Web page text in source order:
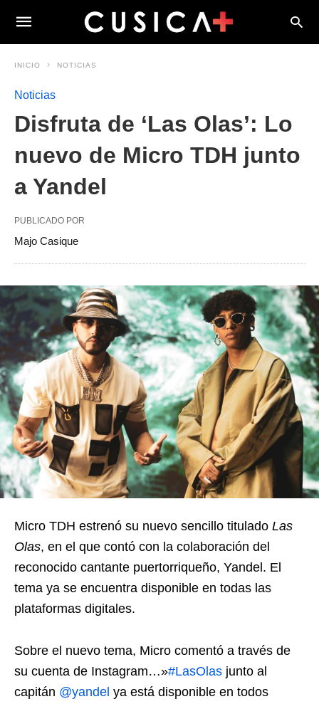
INICIO NOTICIAS
Noticias
Disfruta de ‘Las Olas’: Lo
nuevo de Micro TDH junto
a Yandel
PUBLICADO POR
Majo Casique
Micro TDH estrenó su nuevo sencillo titulado Las
Olas, en el que contó con la colaboración del
reconocido cantante puertorriqueño, Yandel. El
tema ya se encuentra disponible en todas las
plataformas digitales.
Sobre el nuevo tema, Micro comentó a través de
su cuenta de Instagram…»#LasOlas junto al
capitán @yandel ya está disponible en todos